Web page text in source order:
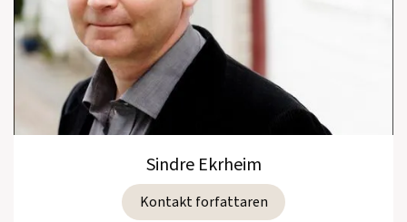
Sindre Ekrheim
Kontakt forfattaren